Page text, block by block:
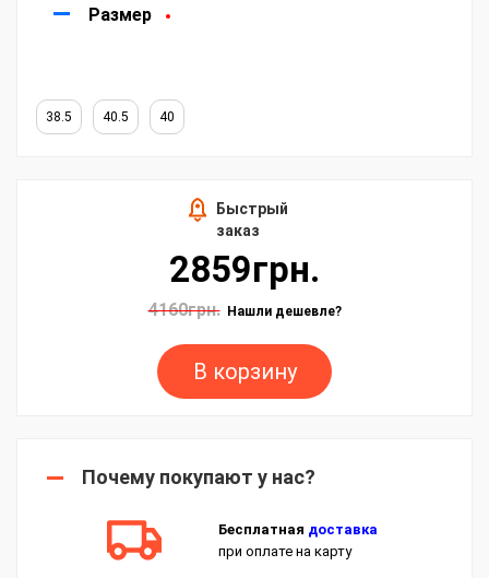
Размер
38.5 40.5 40
Быстрый
заказ
2859грн.
4160грн. Нашли дешевле?
В корзину
Почему покупают у нас?
Бесплатная доставка
при оплате на карту